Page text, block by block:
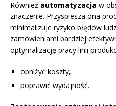
Również automatyzacja w
znaczenie. Przyspiesza ona
minimalizuje ryzyko błędów
zamówieniami bardziej
optymalizację pracy linii
obniżyć koszty,
poprawić wydajność.